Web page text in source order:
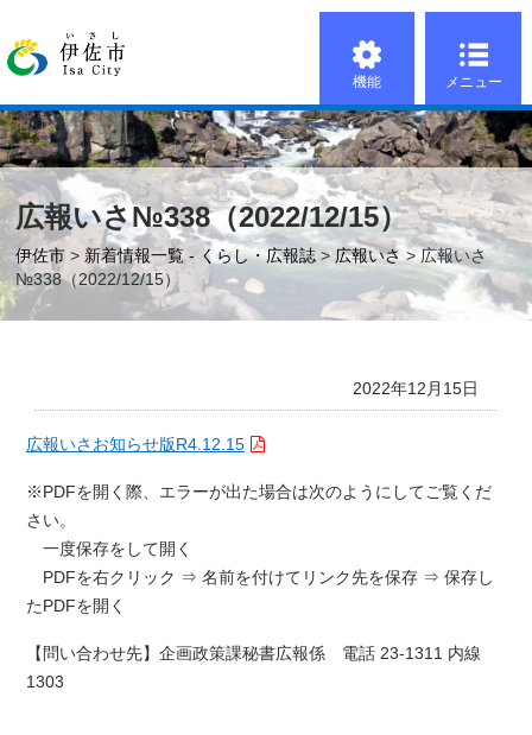
機能 メニュー
広報いさ№338（2022/12/15）
伊佐市 > 新着情報一覧 - くらし・広報誌 > 広報いさ> 広報いさ
№338（2022/12/15）
2022年12月15日
広報いさお知らせ版R4.12.15
※PDFを開く際、エラーが出た場合は次のようにしてご覧くだ
さい。
一度保存をして開く
PDFを右クリック ⇒ 名前を付けてリンク先を保存 ⇒ 保存し
たPDFを開く
【問い合わせ先】企画政策課秘書広報係 電話 23-1311 内線
1303